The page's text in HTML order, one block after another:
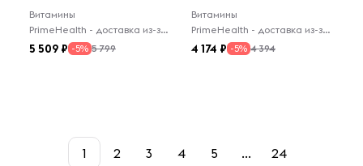
Витамины
PrimeHealth - доставка из-за рубежа
5 509 -5% 5 799
Витамины
PrimeHealth - доставка из-за рубежа
4 174 -5% 4 394
1 2 3 4 5 ... 24